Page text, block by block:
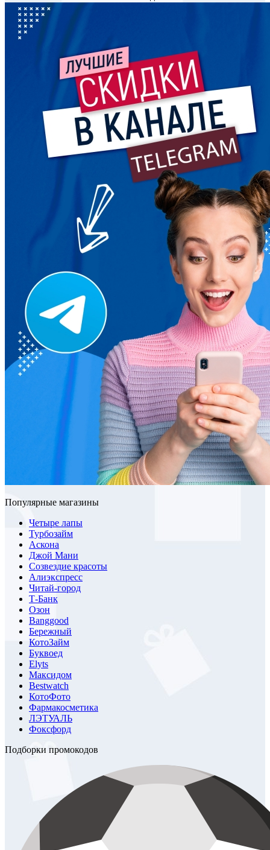
Популярные магазины
Четыре лапы
Турбозайм
Аскона
Джой Мани
Созвездие красоты
Алиэкспресс
Читай-город
Т-Банк
Озон
Banggood
Бережный
КотоЗайм
Буквоед
Elyts
Максидом
Bestwatch
КотоФото
Фармакосметика
ЛЭТУАЛЬ
Фоксфорд
Подборки промокодов